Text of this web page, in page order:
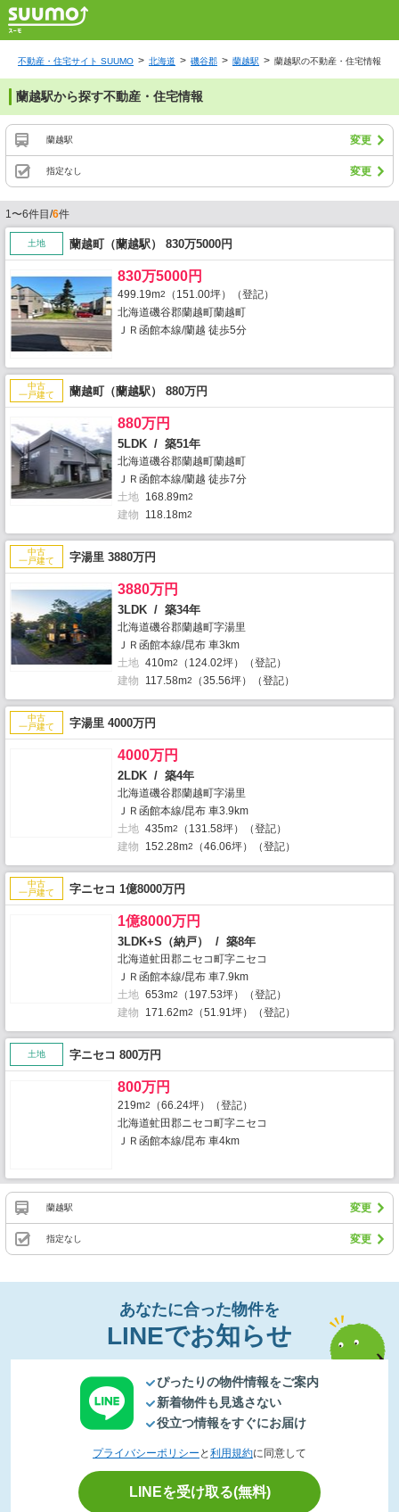
不動産・住宅サイト SUUMO 北海道 磯谷郡 蘭越駅 蘭越駅の不動産・住宅情報
蘭越駅から探す不動産・住宅情報
蘭越駅 変更
指定なし 変更
1〜6件目/6件
土地 蘭越町（蘭越駅） 830万5000円
830万5000円
499.19m2
（151.00坪）（登記）
北海道磯谷郡蘭越町蘭越町
ＪＲ函館本線/蘭越 徒歩5分
中古
一戸建て
蘭越町（蘭越駅） 880万円
880万円
5LDK / 築51年
北海道磯谷郡蘭越町蘭越町
ＪＲ函館本線/蘭越 徒歩7分
土地 168.89m2
建物 118.18m2
中古
一戸建て
字湯里 3880万円
3880万円
3LDK / 築34年
北海道磯谷郡蘭越町字湯里
ＪＲ函館本線/昆布 車3km
土地 410m2
（124.02坪）（登記）
建物
117.58m2 （35.56坪）（登記）
中古
一戸建て
字湯里 4000万円
4000万円
2LDK / 築4年
北海道磯谷郡蘭越町字湯里
ＪＲ函館本線/昆布 車3.9km
土地 435m2
（131.58坪）（登記）
建物
152.28m2 （46.06坪）（登記）
中古
一戸建て
字ニセコ 1億8000万円
1億8000万円
3LDK+S（納戸） / 築8年
北海道虻田郡ニセコ町字ニセコ
ＪＲ函館本線/昆布 車7.9km
土地 653m2
（197.53坪）（登記）
建物
171.62m2 （51.91坪）（登記）
土地 字ニセコ 800万円
800万円
219m2
（66.24坪）（登記）
北海道虻田郡ニセコ町字ニセコ
ＪＲ函館本線/昆布 車4km
蘭越駅 変更
指定なし 変更
あなたに合った物件を
LINEでお知らせ
ぴったりの物件情報をご案内
新着物件も見逃さない
役立つ情報をすぐにお届け
プライバシーポリシー と 利用規約に同意して
LINEを受け取る(無料)